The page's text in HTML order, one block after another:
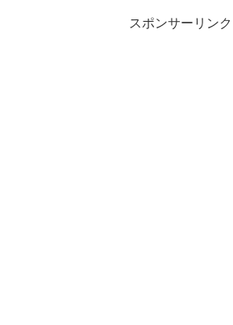
スポンサーリンク